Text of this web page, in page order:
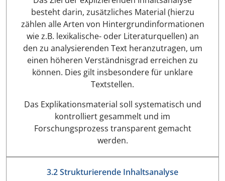
besteht darin, zusätzliches Material (hierzu
zählen alle Arten von Hintergrundinformationen
wie z.B. lexikalische- oder Literaturquellen) an
den zu analysierenden Text heranzutragen, um
einen höheren Verständnisgrad erreichen zu
können. Dies gilt insbesondere für unklare
Textstellen.
Das Explikationsmaterial soll systematisch und
kontrolliert gesammelt und im
Forschungsprozess transparent gemacht
werden.
3.2 Strukturierende Inhaltsanalyse